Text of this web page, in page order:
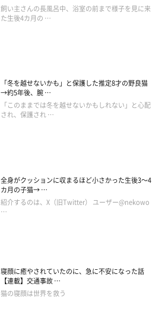
飼い主さんの長風呂中、浴室の前まで様子を見に来
た生後4カ月の …
「冬を越せないかも」と保護した推定8才の野良猫
→約5年後、腕 …
「このままでは冬を越せないかもしれない」と心配
され、保護され …
全身がクッションに収まるほど小さかった生後3～4
カ月の子猫→ …
紹介するのは、X（旧Twitter） ユーザー@nekowo
…
寝顔に癒やされていたのに、急に不安になった話
【連載】交通事故 …
猫の寝顔は世界を救う